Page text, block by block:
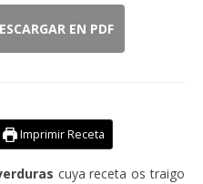
EN PDF
Imprimir Receta
cuya receta os traigo